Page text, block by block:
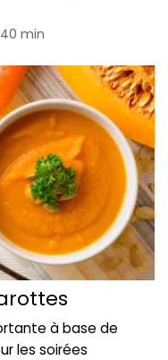
min
à base de
les soirées